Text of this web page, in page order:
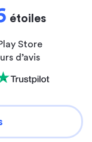
étoiles
Store
d’avis